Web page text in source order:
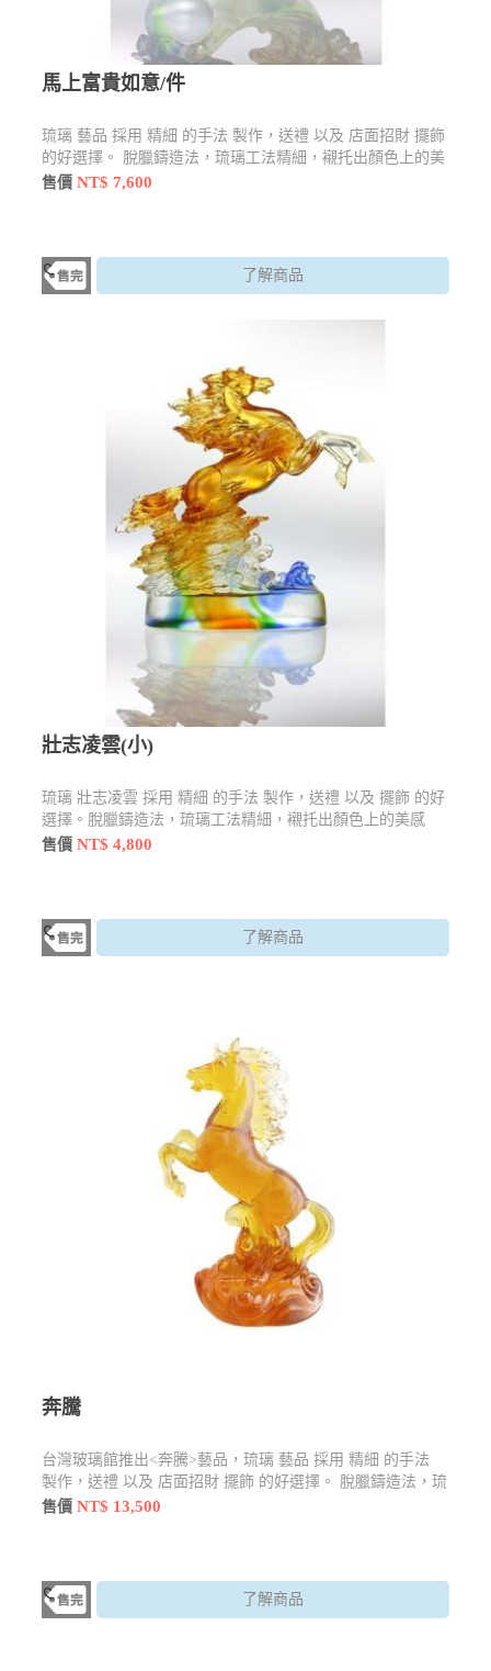
馬上富貴如意/件
琉璃 藝品 採用 精細 的手法 製作，送禮 以及 店面招財 擺飾
的好選擇。 脫臘鑄造法，琉璃工法精細，襯托出顏色上的美
感「馬」寓意忠誠，象徵勤奮，體現力量，標志成功，前程
售價NT$ 7,600
了解商品
壯志凌雲(小)
琉璃 壯志凌雲 採用 精細 的手法 製作，送禮 以及 擺飾 的好
選擇。脫臘鑄造法，琉璃工法精細，襯托出顏色上的美感
售價NT$ 4,800
了解商品
奔騰
台灣玻璃館推出<奔騰>藝品，琉璃 藝品 採用 精細 的手法
製作，送禮 以及 店面招財 擺飾 的好選擇。 脫臘鑄造法，琉
璃工法精細，襯托出顏色上的美感，限時優惠$13500元
售價NT$ 13,500
了解商品